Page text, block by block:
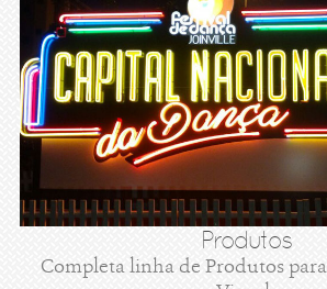
Produtos
Completa linha de Produtos